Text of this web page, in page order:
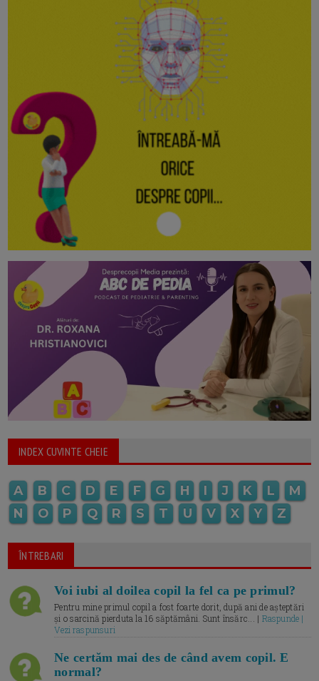
INDEX CUVINTE CHEIE
A B C D E F G H I J K L
M
N
O P Q R S T U V X Y Z
ÎNTREBARI
Voi iubi al doilea copil la fel ca pe primul?
Pentru mine primul copil a fost foarte dorit, după ani de așteptări
și o sarcină pierduta la 16 săptămâni. Sunt însărc... | Raspunde |
Vezi raspunsuri
Ne certăm mai des de când avem copil. E
normal?